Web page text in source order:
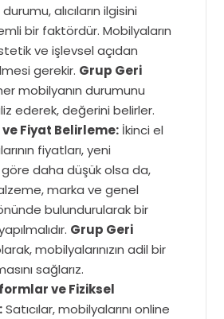
alıcıların ilgisini
bir faktördür. Mobilyaların
ve işlevsel açıdan
gerekir. Grup Geri
mobilyanın durumunu
ederek, değerini belirler.
Fiyat Belirleme: İkinci el
fiyatları, yeni
daha düşük olsa da,
marka ve genel
bulundurularak bir
Grup Geri
mobilyalarınızın adil bir
sağlarız.
ve Fiziksel
Satıcılar, mobilyalarını online